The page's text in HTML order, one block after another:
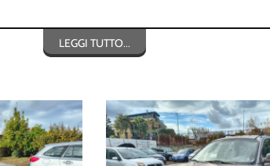
& SEMINUOVE & KM0, E PRODOTTI
LEGGI TUTTO...